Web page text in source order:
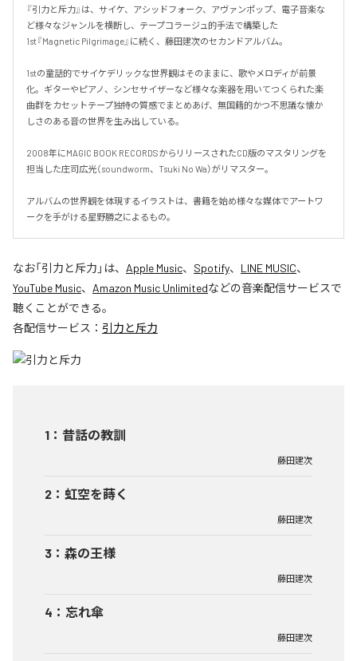
『引力と斥力』は、サイケ、アシッドフォーク、アヴァンポップ、電子音楽な
ど様々なジャンルを横断し、テープコラージュ的手法で構築した
1st『Magnetic Pilgrimage』に続く、藤田建次のセカンドアルバム。
1stの童話的でサイケデリックな世界観はそのままに、歌やメロディが前景
化。ギターやピアノ、シンセサイザーなど様々な楽器を用いてつくられた楽
曲群をカセットテープ独特の質感でまとめあげ、無国籍的かつ不思議な懐か
しさのある音の世界を生み出している。
2008年にMAGIC BOOK RECORDSからリリースされたCD版のマスタリングを
担当した庄司広光（soundworm、Tsuki No Wa）がリマスター。
アルバムの世界観を体現するイラストは、書籍を始め様々な媒体でアートワ
ークを手がける星野勝之によるもの。
なお「引力と斥力 」は、 Apple Music、 Spotify、 LINE MUSIC、
YouTube Music、 Amazon Music Unlimitedなどの音楽配信サービスで
聴くことができる。
各配信サービス： 引力と斥力
1 ： 昔話の教訓
藤田建次
2 ： 虹空を蒔く
藤田建次
3 ： 森の王様
藤田建次
4 ： 忘れ傘
藤田建次